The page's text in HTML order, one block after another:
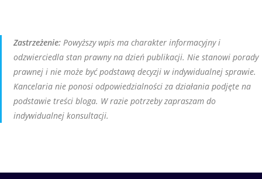
Zastrzeżenie: Powyższy wpis ma charakter informacyjny i
odzwierciedla stan prawny na dzień publikacji. Nie stanowi porady
prawnej i nie może być podstawą decyzji w indywidualnej sprawie.
Kancelaria nie ponosi odpowiedzialności za działania podjęte na
podstawie treści bloga. W razie potrzeby zapraszam do
indywidualnej konsultacji.